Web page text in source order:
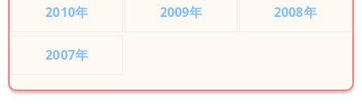
2010年 2009年 2008年
2007年